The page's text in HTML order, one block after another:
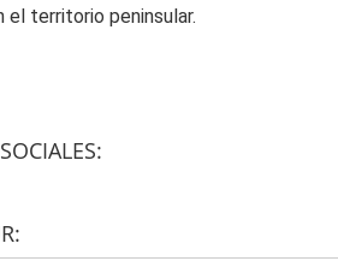
el territorio peninsular.